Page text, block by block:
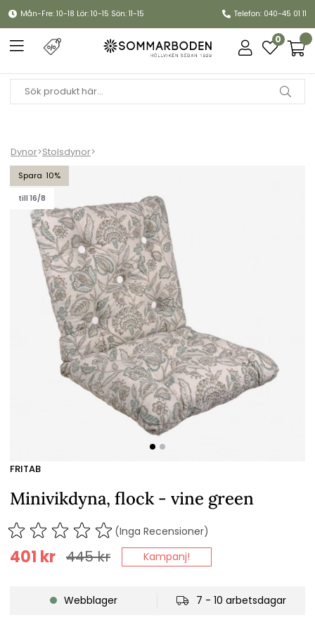
Mån-Fre: 10-18 Lör: 10-15 Sön: 11-15 Telefon: 040-45 01 11
0
Dynor>Stolsdynor>
10
till 16/8
Minivikdyna, flock - vine green
FRITAB
Minivikdyna, flock - vine green
(Inga Recensioner)
445kr
401 kr Kampanj!
Webblager 7 - 10 arbetsdagar